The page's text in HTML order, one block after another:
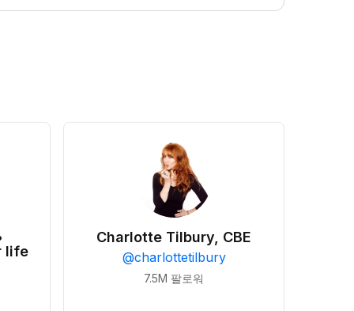
life
Charlotte Tilbury, CBE
@charlottetilbury
7.5M 팔로워